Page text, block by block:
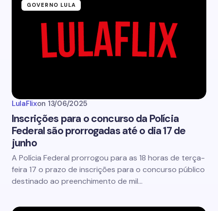
GOVERNO LULA
LulaFlixon 13/06/2025
Inscrições para o concurso da Polícia
Federal são prorrogadas até o dia 17 de
junho
A Polícia Federal prorrogou para as 18 horas de terça-
feira 17 o prazo de inscrições para o concurso público
destinado ao preenchimento de mil…